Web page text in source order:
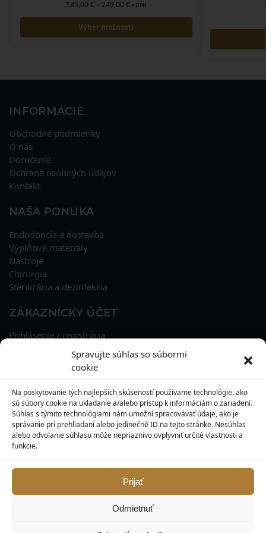
Spravujte súhlas so súbormi
cookie
Na poskytovanie tých najlepších skúseností používame technológie, ako
sú súbory cookie na ukladanie a/alebo prístup k informáciám o zariadení.
Súhlas s týmito technológiami nám umožní spracovávať údaje, ako je
správanie pri prehliadaní alebo jedinečné ID na tejto stránke. Nesúhlas
alebo odvolanie súhlasu môže nepriaznivo ovplyvniť určité vlastnosti a
funkcie.
Prijať
Odmietnuť
139,00 € – 249,00 € s DPH
Výber možností
INFORMÁCIE
Obchodné podmienky
O nás
Doručenie
Ochrana osobných údajov
Kontakt
NAŠA PONUKA
Endodoncia a dostavba
Výplňové materiály
Nástroje
Chirurgia
Sterilizácia a dezinfekcia
ZÁKAZNÍCKY ÚČET
Prihlásenie / registrácia
História objednávok
Zľavové kupóny
KONTAKT
MAXILO DENTAL, s. r. o.
917 05 Trnava